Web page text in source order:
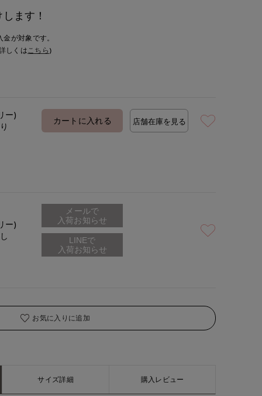
用サイズ:00(M)
ます！
が対象です。
しくは こちら )
ー)
カートに入れる 店舗在庫を見る
ー)
メールで
入荷お知らせ
お気に入りに追加
サイズ詳細 購入レビュー